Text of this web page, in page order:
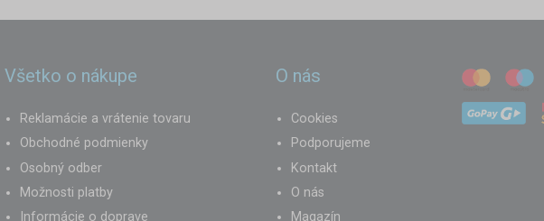
Všetko o nákupe
Reklamácie a vrátenie tovaru
Obchodné podmienky
Osobný odber
Možnosti platby
Informácie o doprave
O nás
Cookies
Podporujeme
Kontakt
O nás
Magazín